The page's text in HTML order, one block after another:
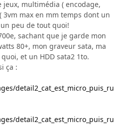
multimédia ( encodage,
max en mm temps dont un
peu de tout quoi!
sachant que je garde mon
80+, mon graveur sata, ma
et un HDD sata2 1to.
ça :
detail2_cat_est_micro_puis_ru
detail2_cat_est_micro_puis_ru